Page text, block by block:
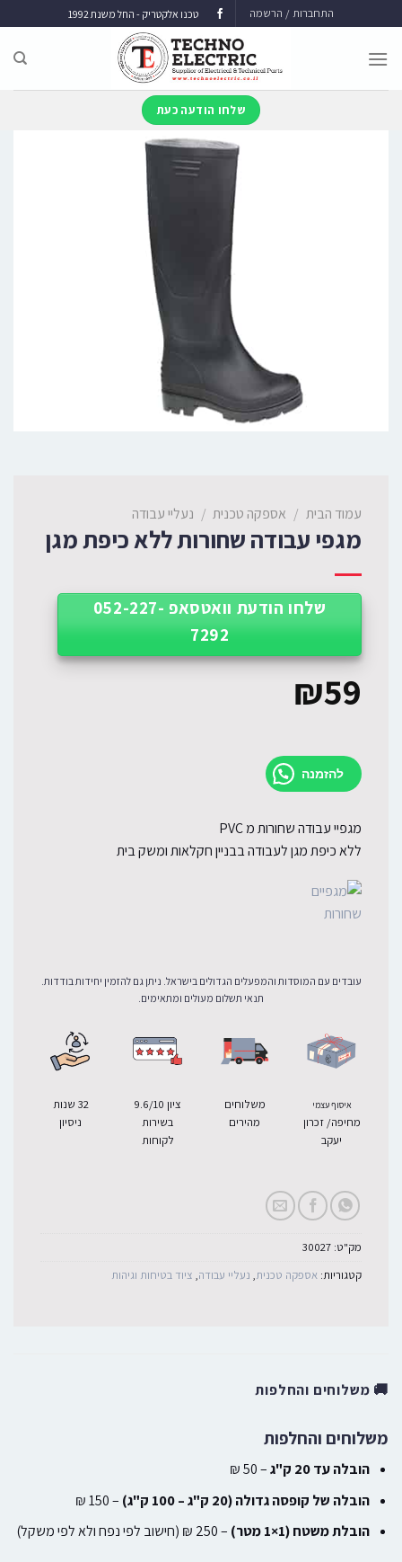
התחברות / הרשמה טכנו אלקטריק - החל משנת 1992
שלחו הודעה כעת
עמוד הבית / אספקה טכנית / נעליי עבודה
מגפי עבודה שחורות ללא כיפת מגן
שלחו הודעת וואטסאפ 052-227-
7292
₪59
להזמנה
מגפיי עבודה שחורות מ PVC
ללא כיפת מגן לעבודה בבניין חקלאות ומשק בית
עובדים עם המוסדות והמפעלים הגדולים בישראל. ניתן גם להזמין יחידות בודדות.
תנאי תשלום מעולים ומתאימים.
איסוף עצמי
מחיפה/ זכרון
יעקב
משלוחים
מהירים
ציון 9.6/10
בשירות
לקוחות
32 שנות
ניסיון
מק"ט: 30027
קטגוריות: אספקה טכנית, נעליי עבודה, ציוד בטיחות וגיהות
🚚 משלוחים והחלפות
משלוחים והחלפות
הובלה עד 20 ק"ג
– 50 ₪
הובלה של קופסה גדולה (20 ק"ג – 100 ק"ג)
– 150 ₪
הובלת משטח (1×1 מטר)
– 250 ₪ (חישוב לפי נפח ולא לפי משקל)